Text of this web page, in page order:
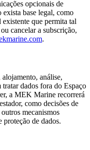
opcionais de
exista base legal, como
que permita tal
cancelar a subscrição,
.
análise,
dados fora do Espaço
a MEK Marine recorrerá
como decisões de
mecanismos
proteção de dados.